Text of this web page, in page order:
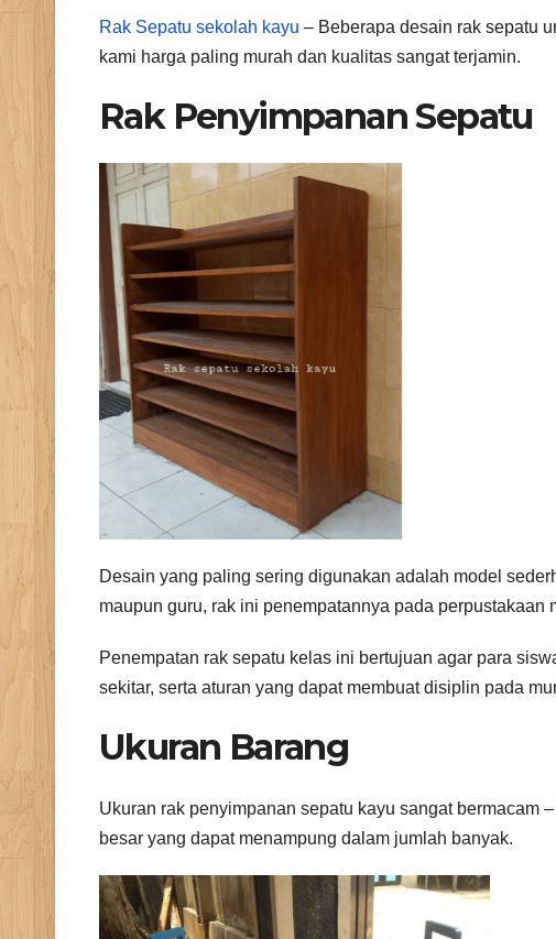
Rak Sepatu sekolah kayu – Beberapa desain rak sepatu
kami harga paling murah dan kualitas sangat terjamin.
Rak Penyimpanan Sepatu
Desain yang paling sering digunakan adalah model
maupun guru, rak ini penempatannya pada perpustakaan
Penempatan rak sepatu kelas ini bertujuan agar para
sekitar, serta aturan yang dapat membuat disiplin pada
Ukuran Barang
Ukuran rak penyimpanan sepatu kayu sangat bermacam
besar yang dapat menampung dalam jumlah banyak.